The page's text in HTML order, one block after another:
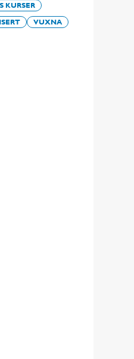
KURSER
VUXNA